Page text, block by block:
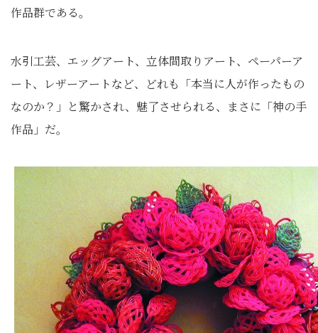
作品群である。
水引工芸、エッグアート、立体間取りアート、ペーパーア
ート、レザーアートなど、どれも「本当に人が作ったもの
なのか？」と驚かされ、魅了させられる、まさに「神の手
作品」だ。